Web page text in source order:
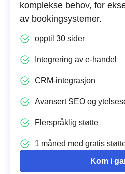
komplekse behov, for
av bookingsystemer.
opptil 30 sider
Integrering av e-handel
CRM-integrasjon
Avansert SEO og
Flerspråklig støtte
1 måned med gratis
Kom i